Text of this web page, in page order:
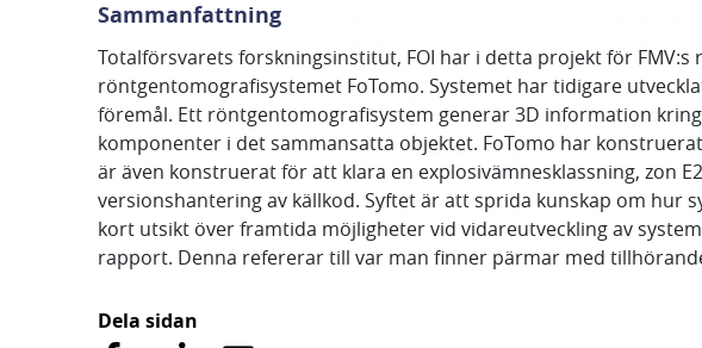
Sammanfattning
Totalförsvarets forskningsinstitut, FOI har i detta projekt för
röntgentomografisystemet FoTomo. Systemet har tidigare
föremål. Ett röntgentomografisystem generar 3D information
komponenter i det sammansatta objektet. FoTomo har
är även konstruerat för att klara en explosivämnesklassning, zon
versionshantering av källkod. Syftet är att sprida kunskap om
kort utsikt över framtida möjligheter vid vidareutveckling av
rapport. Denna refererar till var man finner pärmar med
Dela sidan